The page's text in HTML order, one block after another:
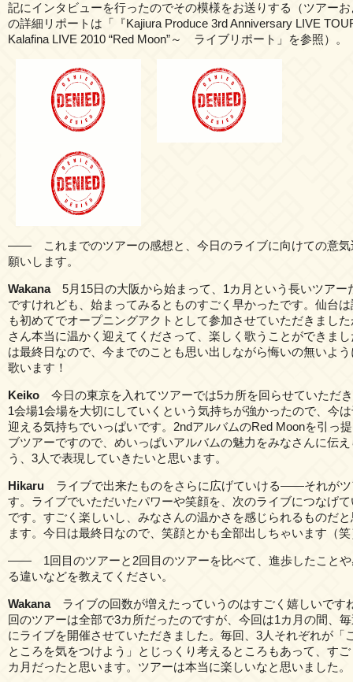
記にインタビューを行ったのでその模様をお送りする（ツアー
の詳細リポートは「『Kajiura Produce 3rd Anniversary LIVE
Kalafina LIVE 2010 “Red Moon”～ ライブリポート」を参照）。
―― これまでのツアーの感想と、今日のライブに向けての意気
願いします。
Wakana5月15日の大阪から始まって、1カ月という長いツアー
ですけれども、始まってみるとものすごく早かったです。仙台
も初めてでオープニングアクトとして参加させていただきまし
さん本当に温かく迎えてくださって、楽しく歌うことができま
は最終日なので、今までのことも思い出しながら悔いの無いよ
歌います！
Keiko 今日の東京を入れてツアーでは5カ所を回らせていただ
1会場1会場を大切にしていくという気持ちが強かったので、今
迎える気持ちでいっぱいです。2ndアルバムのRed Moonを引っ
ブツアーですので、めいっぱいアルバムの魅力をみなさんに伝
う、3人で表現していきたいと思います。
Hikaru ライブで出来たものをさらに広げていける――それがツ
す。ライブでいただいたパワーや笑顔を、次のライブにつなげ
です。すごく楽しいし、みなさんの温かさを感じられるものだ
ます。今日は最終日なので、笑顔とかも全部出しちゃいます（
―― 1回目のツアーと2回目のツアーを比べて、進歩したことや
る違いなどを教えてください。
Wakanaライブの回数が増えたっていうのはすごく嬉しいで
回のツアーは全部で3カ所だったのですが、今回は1カ月の間、
にライブを開催させていただきました。毎回、3人それぞれが「
ところを気をつけよう」とじっくり考えるところもあって、す
カ月だったと思います。ツアーは本当に楽しいなと思いました。